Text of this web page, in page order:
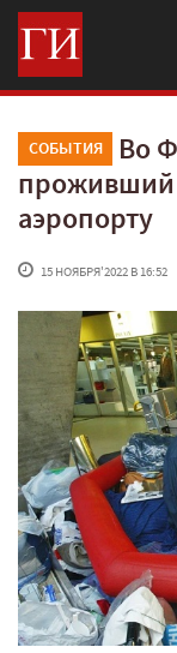
СОБЫТИЯ
Во
проживший
аэропорту
15 НОЯБРЯ'2022 В 16:52